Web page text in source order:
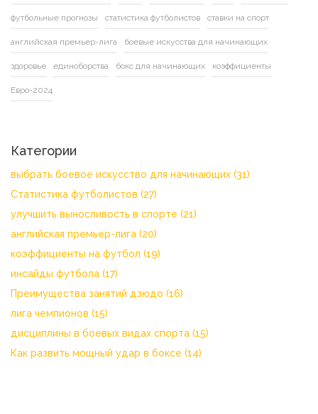
футбольные прогнозы статистика футболистов ставки на спорт
английская премьер-лига боевые искусства для начинающих
здоровье единоборства бокс для начинающих коэффициенты
Евро-2024
Категории
выбрать боевое искусство для начинающих (31)
Статистика футболистов (27)
улучшить выносливость в спорте (21)
английская премьер-лига (20)
коэффициенты на футбол (19)
инсайды футбола (17)
Преимущества занятий дзюдо (16)
лига чемпионов (15)
дисциплины в боевых видах спорта (15)
Как развить мощный удар в боксе (14)